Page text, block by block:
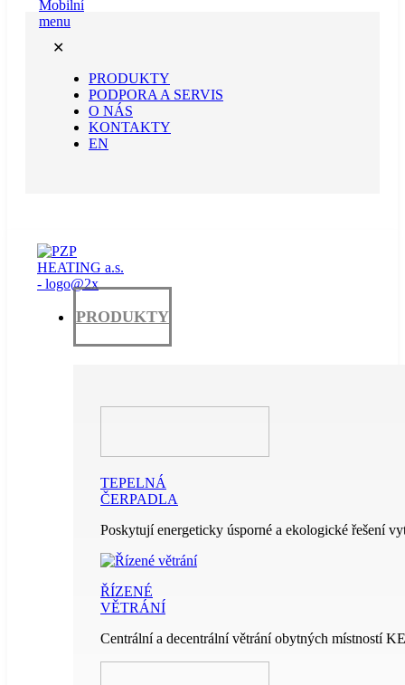
✕
PRODUKTY
PODPORA A SERVIS
O NÁS
KONTAKTY
EN
PRODUKTY
TEPELNÁ
ČERPADLA
Poskytují energeticky úsporné a ekologické řešení
ŘÍZENÉ
VĚTRÁNÍ
Centrální a decentrální větrání obytných místností